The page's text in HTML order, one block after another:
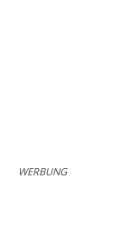
WERBUNG